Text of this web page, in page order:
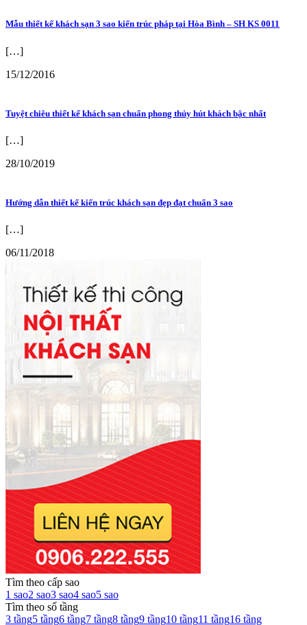
Mẫu thiết kế khách sạn 3 sao kiến trúc pháp tại Hòa Bình – SH KS 0011
[…]
15/12/2016
Tuyệt chiêu thiết kế khách sạn chuẩn phong thủy hút khách bậc nhất
[…]
28/10/2019
Hướng dẫn thiết kế kiến trúc khách sạn đẹp đạt chuẩn 3 sao
[…]
06/11/2018
Tìm theo cấp sao
1 sao2 sao3 sao4 sao5 sao
Tìm theo số tầng
3 tầng5 tầng6 tầng7 tầng8 tầng9 tầng10 tầng11 tầng16 tầng